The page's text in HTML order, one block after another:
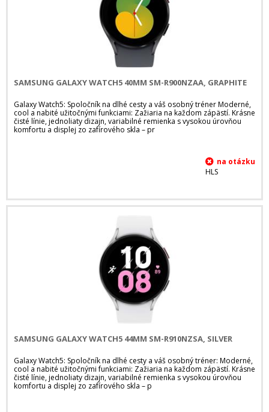
SAMSUNG GALAXY WATCH5 40MM SM-R900NZAA, GRAPHITE
Galaxy Watch5: Spoločník na dlhé cesty a váš osobný tréner Moderné,
cool a nabité užitočnými funkciami: Zažiaria na každom zápästí. Krásne
čisté línie, jednoliaty dizajn, variabilné remienka s vysokou úrovňou
komfortu a displej zo zafírového skla – pr
HLS
SAMSUNG GALAXY WATCH5 44MM SM-R910NZSA, SILVER
Galaxy Watch5: Spoločník na dlhé cesty a váš osobný tréner: Moderné,
cool a nabité užitočnými funkciami: Zažiaria na každom zápästí. Krásne
čisté línie, jednoliaty dizajn, variabilné remienka s vysokou úrovňou
komfortu a displej zo zafírového skla – p